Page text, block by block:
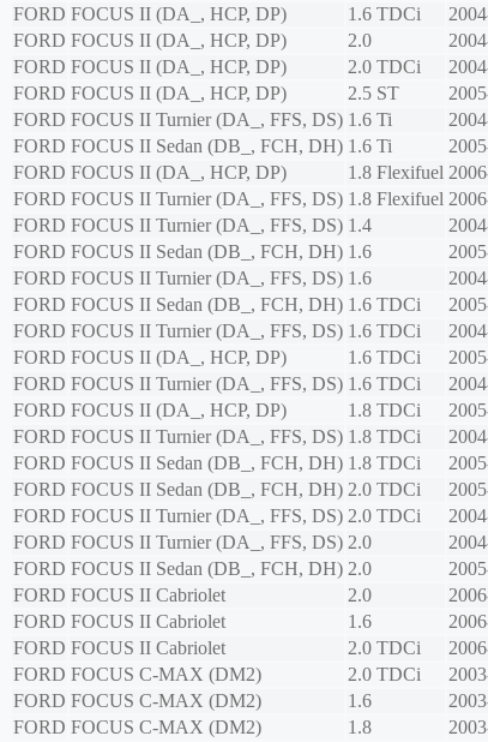
FORD FOCUS II (DA_, HCP, DP) 1.6 TDCi
FORD FOCUS II (DA_, HCP, DP) 2.0
FORD FOCUS II (DA_, HCP, DP) 2.0 TDCi
FORD FOCUS II (DA_, HCP, DP) 2.5 ST
FORD FOCUS II Turnier (DA_, FFS, DS) 1.6 Ti
FORD FOCUS II Sedan (DB_, FCH, DH) 1.6 Ti
FORD FOCUS II (DA_, HCP, DP) 1.8 Flexifuel
FORD FOCUS II Turnier (DA_, FFS, DS) 1.8 Flexifuel
FORD FOCUS II Turnier (DA_, FFS, DS) 1.4
FORD FOCUS II Sedan (DB_, FCH, DH) 1.6
FORD FOCUS II Turnier (DA_, FFS, DS) 1.6
FORD FOCUS II Sedan (DB_, FCH, DH) 1.6 TDCi
FORD FOCUS II Turnier (DA_, FFS, DS) 1.6 TDCi
FORD FOCUS II (DA_, HCP, DP) 1.6 TDCi
FORD FOCUS II Turnier (DA_, FFS, DS) 1.6 TDCi
FORD FOCUS II (DA_, HCP, DP) 1.8 TDCi
FORD FOCUS II Turnier (DA_, FFS, DS) 1.8 TDCi
FORD FOCUS II Sedan (DB_, FCH, DH) 1.8 TDCi
FORD FOCUS II Sedan (DB_, FCH, DH) 2.0 TDCi
FORD FOCUS II Turnier (DA_, FFS, DS) 2.0 TDCi
FORD FOCUS II Turnier (DA_, FFS, DS) 2.0
FORD FOCUS II Sedan (DB_, FCH, DH) 2.0
FORD FOCUS II Cabriolet 2.0
FORD FOCUS II Cabriolet 1.6
FORD FOCUS II Cabriolet 2.0 TDCi
FORD FOCUS C-MAX (DM2) 2.0 TDCi
FORD FOCUS C-MAX (DM2) 1.6
FORD FOCUS C-MAX (DM2) 1.8